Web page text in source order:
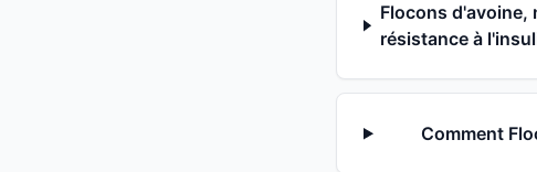
Flocons d'avoine,
résistance à
Comment